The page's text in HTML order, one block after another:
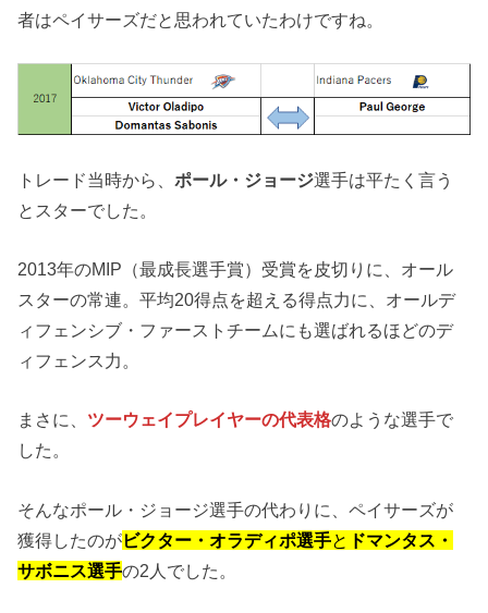
者はペイサーズだと思われていたわけですね。
トレード当時から、 ポール・ジョージ選手は平たく言う
とスターでした。
2013年のMIP（最成長選手賞）受賞を皮切りに、オール
スターの常連。平均20得点を超える得点力に、オールデ
ィフェンシブ・ファーストチームにも選ばれるほどのデ
ィフェンス力。
まさに、 ツーウェイプレイヤーの代表格のような選手で
した。
そんなポール・ジョージ選手の代わりに、ペイサーズが
獲得したのがビクター・オラディポ選手と ドマンタス・
サボニス選手の2人でした。